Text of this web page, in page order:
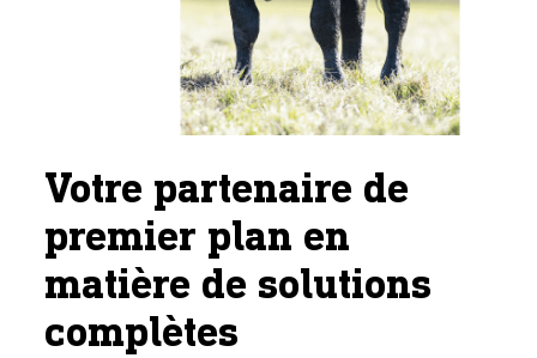
Votre partenaire de
premier plan en
matière de solutions
complètes